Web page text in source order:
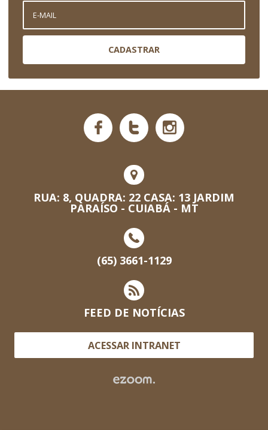
CADASTRAR
RUA: 8, QUADRA: 22 CASA: 13 JARDIM
PARAÍSO - CUIABÁ - MT
(65) 3661-1129
FEED DE NOTÍCIAS
ACESSAR INTRANET